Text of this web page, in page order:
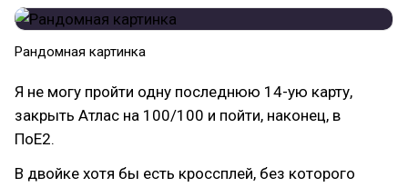
Рандомная картинка
Я не могу пройти одну последнюю 14-ую карту,
закрыть Атлас на 100/100 и пойти, наконец, в
ПоЕ2.
В двойке хотя бы есть кроссплей, без которого